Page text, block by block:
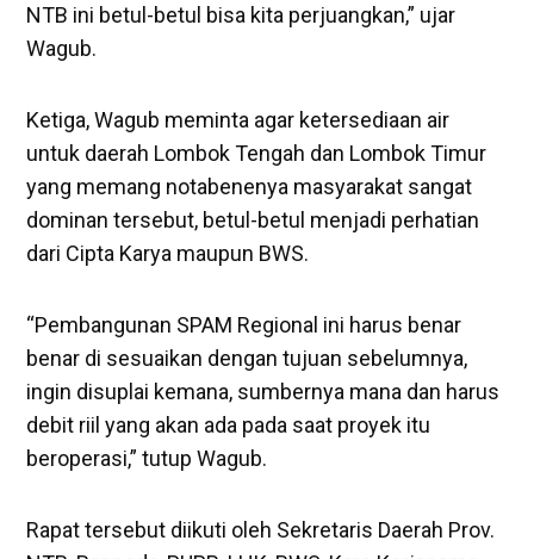
NTB ini betul-betul bisa kita perjuangkan,” ujar
Wagub.
Ketiga, Wagub meminta agar ketersediaan air
untuk daerah Lombok Tengah dan Lombok Timur
yang memang notabenenya masyarakat sangat
dominan tersebut, betul-betul menjadi perhatian
dari Cipta Karya maupun BWS.
“Pembangunan SPAM Regional ini harus benar
benar di sesuaikan dengan tujuan sebelumnya,
ingin disuplai kemana, sumbernya mana dan harus
debit riil yang akan ada pada saat proyek itu
beroperasi,” tutup Wagub.
Rapat tersebut diikuti oleh Sekretaris Daerah Prov.